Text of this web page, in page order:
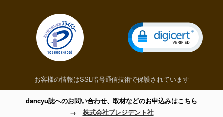
お客様の情報はSSL暗号通信技術で保護されています
dancyu誌へのお問い合わせ、取材などのお申込みはこちら
→ 株式会社プレジデント社